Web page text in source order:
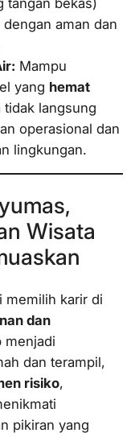
aman dan
Mampu
yang hemat
tidak langsung
operasional dan
lingkungan.
Wisata
memilih karir di
dan
menjadi
dan terampil,
risiko,
pikiran yang